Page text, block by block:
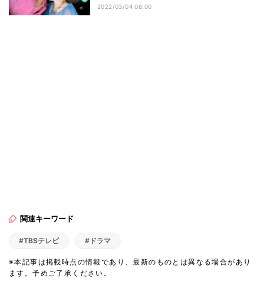
2022/03/04 08:00
関連キーワード
#TBSテレビ #ドラマ
※本記事は掲載時点の情報であり、最新のものとは異なる場合があり
ます。予めご了承ください。